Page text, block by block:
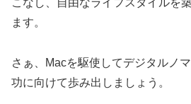
ます。
さぁ、Macを駆使してデジタルノ
功に向けて歩み出しましょう。